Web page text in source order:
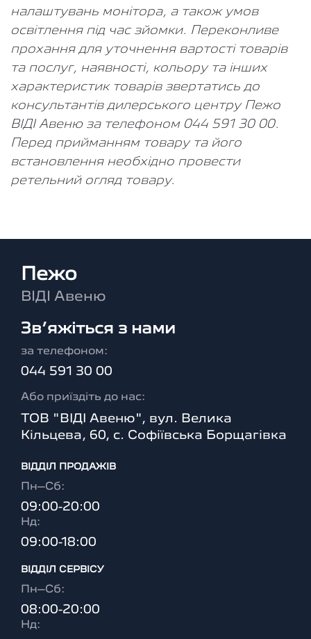
налаштувань монітора, а також умов
освітлення під час зйомки. Переконливе
прохання для уточнення вартості товарів
та послуг, наявності, кольору та інших
характеристик товарів звертатись до
консультантів дилерського центру Пежо
ВІДІ Авеню за телефоном 044 591 30 00.
Перед прийманням товару та його
встановлення необхідно провести
ретельний огляд товару.
Пежо
ВІДІ Авеню
Зв’яжіться з нами
за телефоном:
044 591 30 00
Або приїздіть до нас:
ТОВ "ВІДІ Авеню", вул. Велика
Кільцева, 60, с. Софіївська Борщагівка
ВІДДІЛ ПРОДАЖІВ
Пн–Сб:
09:00-20:00
Нд:
09:00-18:00
ВІДДІЛ CЕРВІСУ
Пн–Сб:
08:00-20:00
Нд: